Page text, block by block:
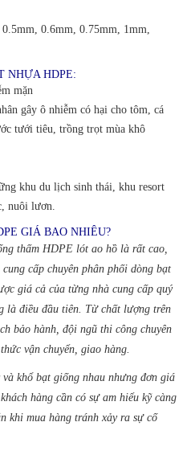
0.6mm, 0.75mm, 1mm,
NHỰA HDPE:
mặn
gây ô nhiễm có hại cho tôm, cá
tưới tiêu, trồng trọt mùa khô
khu du lịch sinh thái, khu resort
nuôi lươn.
GIÁ BAO NHIÊU?
thấm HDPE lót ao hồ là rất cao,
cấp chuyên phân phối dòng bạt
giá cả của từng nhà cung cấp quý
là điều đầu tiên. Từ chất lượng trên
bảo hành, đội ngũ thi công chuyên
vận chuyển, giao hàng.
khổ bạt giống nhau nhưng đơn giá
hàng cần có sự am hiểu kỹ càng
khi mua hàng tránh xảy ra sự cố